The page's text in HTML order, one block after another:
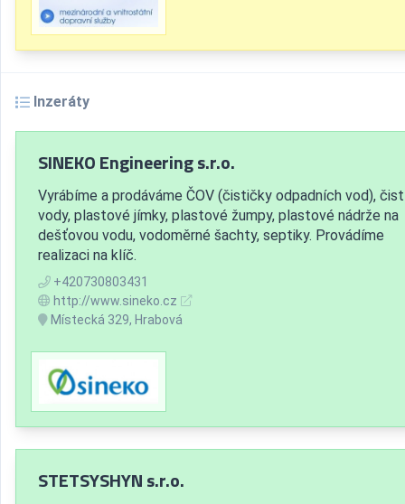
Inzeráty
SINEKO Engineering s.r.o.
Vyrábíme a prodáváme ČOV (čističky odpadních vod),
vody, plastové jímky, plastové žumpy, plastové nádrže na
dešťovou vodu, vodoměrné šachty, septiky. Provádíme
realizaci na klíč.
+420730803431
http://www.sineko.cz
Místecká 329, Hrabová
STETSYSHYN s.r.o.